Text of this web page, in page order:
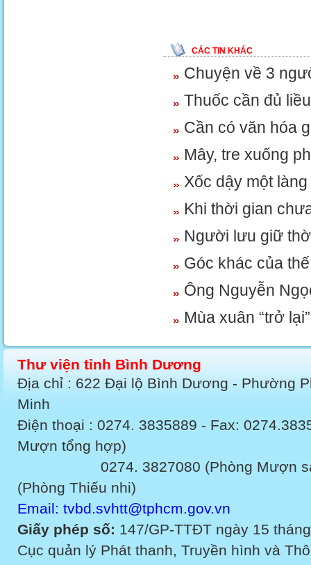
CÁC TIN KHÁC
Chuyện về 3
Thuốc cần đủ
Cần có văn hóa
Mây, tre xuống
Xốc dậy một
Khi thời gian
Người lưu giữ
Góc khác của
Ông Nguyễn
Mùa xuân “trở
Thư viện tỉnh Bình Dương
Địa chỉ : 622 Đại lộ Bình Dương - Phường
Minh
Điện thoại : 0274. 3835889 - Fax:
Mượn tổng hợp)
0274. 3827080 (Phòng Mượn sách
(Phòng Thiếu nhi)
Email: tvbd.svhtt@tphcm.gov.vn
Giấy phép số: 147/GP-TTĐT ngày 15
Cục quản lý Phát thanh, Truyền hình và